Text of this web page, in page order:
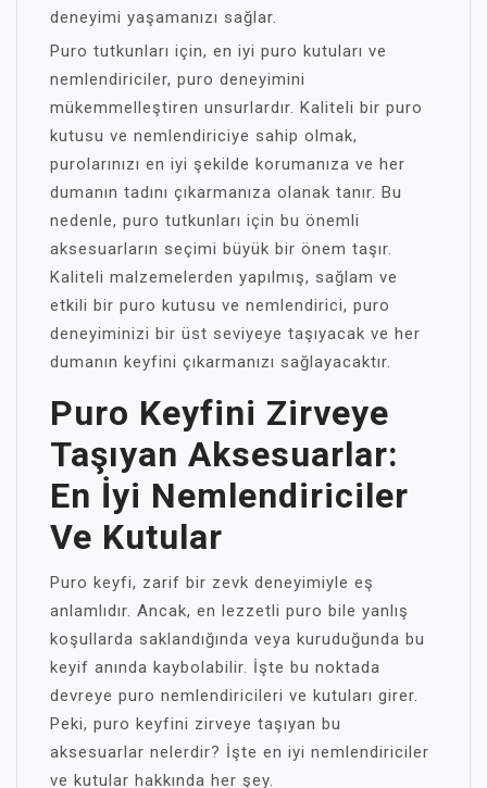
deneyimi yaşamanızı sağlar.
Puro tutkunları için, en iyi puro kutuları ve
nemlendiriciler, puro deneyimini
mükemmelleştiren unsurlardır. Kaliteli bir puro
kutusu ve nemlendiriciye sahip olmak,
purolarınızı en iyi şekilde korumanıza ve her
dumanın tadını çıkarmanıza olanak tanır. Bu
nedenle, puro tutkunları için bu önemli
aksesuarların seçimi büyük bir önem taşır.
Kaliteli malzemelerden yapılmış, sağlam ve
etkili bir puro kutusu ve nemlendirici, puro
deneyiminizi bir üst seviyeye taşıyacak ve her
dumanın keyfini çıkarmanızı sağlayacaktır.
Puro Keyfini Zirveye
Taşıyan Aksesuarlar:
En İyi Nemlendiriciler
Ve Kutular
Puro keyfi, zarif bir zevk deneyimiyle eş
anlamlıdır. Ancak, en lezzetli puro bile yanlış
koşullarda saklandığında veya kuruduğunda bu
keyif anında kaybolabilir. İşte bu noktada
devreye puro nemlendiricileri ve kutuları girer.
Peki, puro keyfini zirveye taşıyan bu
aksesuarlar nelerdir? İşte en iyi nemlendiriciler
ve kutular hakkında her şey.